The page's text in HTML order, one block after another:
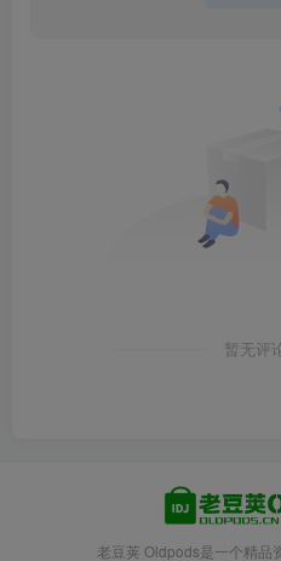
暂无评
老豆荚 Oldpods是一个精品